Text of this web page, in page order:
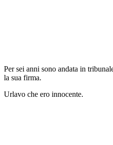
Per sei anni sono andata in
la sua firma.
Urlavo che ero innocente.